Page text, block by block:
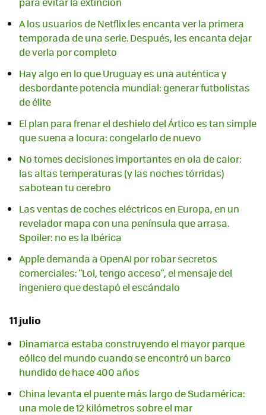
A los usuarios de Netflix les encanta ver la primera
temporada de una serie. Después, les encanta dejar
de verla por completo
Hay algo en lo que Uruguay es una auténtica y
desbordante potencia mundial: generar futbolistas
de élite
El plan para frenar el deshielo del Ártico es tan simple
que suena a locura: congelarlo de nuevo
No tomes decisiones importantes en ola de calor:
las altas temperaturas (y las noches tórridas)
sabotean tu cerebro
Las ventas de coches eléctricos en Europa, en un
revelador mapa con una península que arrasa.
Spoiler: no es la Ibérica
Apple demanda a OpenAI por robar secretos
comerciales: "Lol, tengo acceso", el mensaje del
ingeniero que destapó el escándalo
11 julio
Dinamarca estaba construyendo el mayor parque
eólico del mundo cuando se encontró un barco
hundido de hace 400 años
China levanta el puente más largo de Sudamérica:
una mole de 12 kilómetros sobre el mar